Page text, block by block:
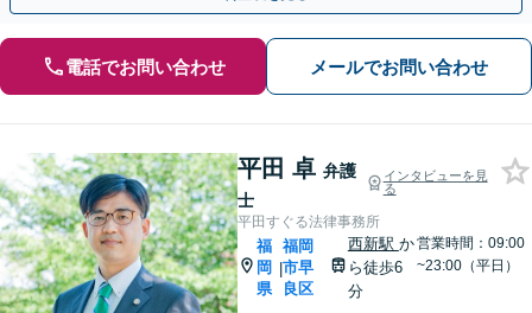
電話でお問い合わせ メールでお問い合わせ
平田 卓 弁護
士
インタビューを見
る
平田すぐる法律事務所
福
岡
県
|
福岡
市早
良区
西新駅 か
ら徒歩6
分
営業時間：09:00
~23:00（平日）